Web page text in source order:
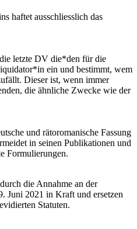
haftet ausschliesslich das
letzte DV die*den für die
ein und bestimmt, wem
Dieser ist, wenn immer
die ähnliche Zwecke wie der
und rätoromanische Fassung
in seinen Publikationen und
Formulierungen.
die Annahme an der
Juni 2021 in Kraft und ersetzen
Statuten.